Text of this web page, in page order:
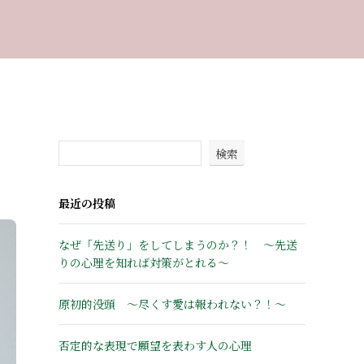
検索
最近の投稿
なぜ「先送り」をしてしまうのか？！ ～先送
りの心理を知れば対策がとれる～
原初的没頭 ～尽くす愛は報われない？！～
否定的な表現で願望を表わす人の心理